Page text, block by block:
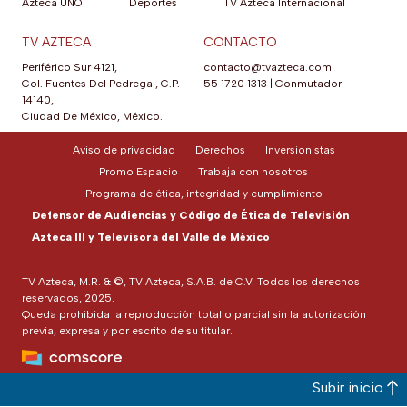
Azteca UNO
Deportes
TV Azteca Internacional
TV AZTECA
Periférico Sur 4121,
Col. Fuentes Del Pedregal, C.P.
14140,
Ciudad De México, México.
CONTACTO
contacto@tvazteca.com
55 1720 1313
Conmutador
TV Azteca, M.R. & ©, TV Azteca, S.A.B. de C.V. Todos los derechos
reservados, 2025.
Queda prohibida la reproducción total o parcial sin la autorización
previa, expresa y por escrito de su titular.
Aviso de privacidad Derechos
Inversionistas
Promo Espacio
Trabaja con nosotros
Programa de ética, integridad y cumplimiento
Defensor de Audiencias y Código de Ética de Televisión
Azteca III y Televisora del Valle de México
Subir inicio